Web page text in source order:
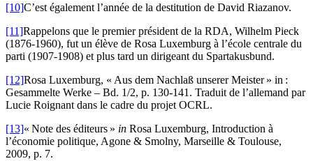
[10]C’est également l’année de la destitution de David Riazanov.
[11]Rappelons que le premier président de la RDA, Wilhelm Pieck
(1876-1960), fut un élève de Rosa Luxemburg à l’école centrale du
parti (1907-1908) et plus tard un dirigeant du Spartakusbund.
[12]Rosa Luxemburg, « Aus dem Nachlaß unserer Meister » in :
Gesammelte Werke – Bd. 1/2, p. 130-141. Traduit de l’allemand par
Lucie Roignant dans le cadre du projet OCRL.
[13]« Note des éditeurs » in Rosa Luxemburg, Introduction à
l’économie politique, Agone & Smolny, Marseille & Toulouse,
2009, p. 7.